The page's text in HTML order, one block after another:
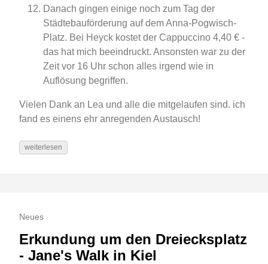
Danach gingen einige noch zum Tag der
Städtebauförderung auf dem Anna-Pogwisch-
Platz. Bei Heyck kostet der Cappuccino 4,40 € -
das hat mich beeindruckt. Ansonsten war zu der
Zeit vor 16 Uhr schon alles irgend wie in
Auflösung begriffen.
Vielen Dank an Lea und alle die mitgelaufen sind. ich
fand es einens ehr anregenden Austausch!
weiterlesen
Neues
Erkundung um den Dreiecksplatz
- Jane's Walk in Kiel